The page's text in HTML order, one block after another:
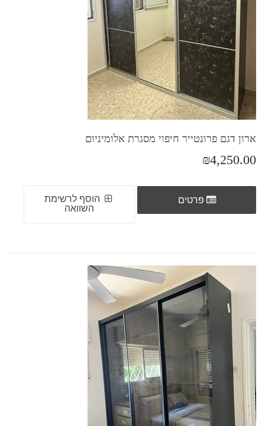
ארון דגם פרונטייר חיפוי מסגרת אלומיניום
₪4,250.00
פרטים
הוסף לרשימת
השוואה